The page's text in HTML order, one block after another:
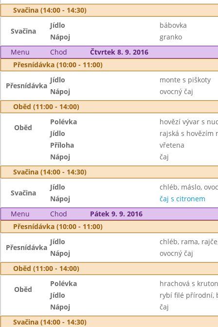
Svačina (14:00 - 14:30)
Svačina
Jídlo
bábovka
Nápoj
granko
Menu
Chod
Čtvrtek 8. 9. 2016
Přesnídávka (10:00 - 11:00)
Přesnídávka
Jídlo
monte s piškoty
Nápoj
ovocný čaj
Oběd (11:00 - 14:00)
Oběd
Polévka
hovězí vývar s
Jídlo
rajská s hovězím
Příloha
vřetena
Nápoj
čaj
Svačina (14:00 - 14:30)
Svačina
Jídlo
chléb, máslo,
Nápoj
čaj s citronem
Menu
Chod
Pátek 9. 9. 2016
Přesnídávka (10:00 - 11:00)
Přesnídávka
Jídlo
chléb, rama,
Nápoj
ovocný čaj
Oběd (11:00 - 14:00)
Oběd
Polévka
hrachová s
Jídlo
rybí filé přírodní,
Nápoj
čaj
Svačina (14:00 - 14:30)